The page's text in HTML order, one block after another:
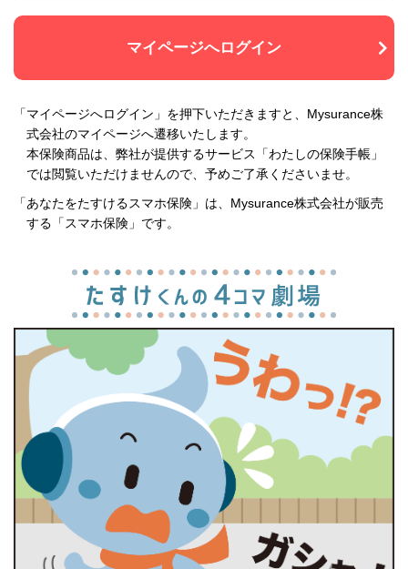
マイページへログイン
「マイページへログイン」を押下いただきますと、Mysurance株
式会社のマイページへ遷移いたします。
本保険商品は、弊社が提供するサービス「わたしの保険手帳」
では閲覧いただけませんので、予めご了承くださいませ。
「あなたをたすけるスマホ保険」は、Mysurance株式会社が販売
する「スマホ保険」です。